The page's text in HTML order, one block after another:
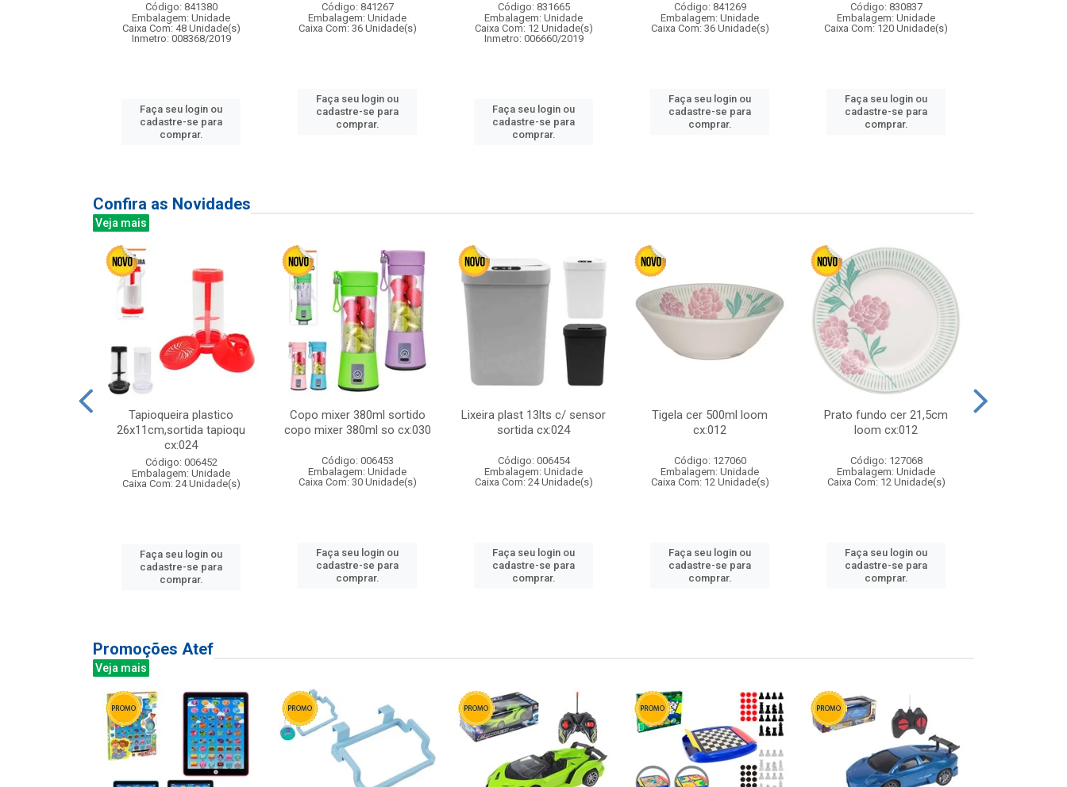
Código: 841380
Embalagem: Unidade
Caixa Com: 48 Unidade(s)
Inmetro: 008368/2019
Faça seu login ou
cadastre-se para
comprar.
Código: 841267
Embalagem: Unidade
Caixa Com: 36 Unidade(s)
Faça seu login ou
cadastre-se para
comprar.
Código: 831665
Embalagem: Unidade
Caixa Com: 12 Unidade(s)
Inmetro: 006660/2019
Faça seu login ou
cadastre-se para
comprar.
Código: 841269
Embalagem: Unidade
Caixa Com: 36 Unidade(s)
Faça seu login ou
cadastre-se para
comprar.
Código: 830837
Embalagem: Unidade
Caixa Com: 120 Unidade(s)
Faça seu login ou
cadastre-se para
comprar.
Confira as Novidades
Veja mais
Tapioqueira plastico
26x11cm,sortida tapioqu
cx:024
Código: 006452
Embalagem: Unidade
Caixa Com: 24 Unidade(s)
Faça seu login ou
cadastre-se para
comprar.
Copo mixer 380ml sortido
copo mixer 380ml so cx:030
Código: 006453
Embalagem: Unidade
Caixa Com: 30 Unidade(s)
Faça seu login ou
cadastre-se para
comprar.
Lixeira plast 13lts c/ sensor
sortida cx:024
Código: 006454
Embalagem: Unidade
Caixa Com: 24 Unidade(s)
Faça seu login ou
cadastre-se para
comprar.
Tigela cer 500ml loom
cx:012
Código: 127060
Embalagem: Unidade
Caixa Com: 12 Unidade(s)
Faça seu login ou
cadastre-se para
comprar.
Prato fundo cer 21,5cm
loom cx:012
Código: 127068
Embalagem: Unidade
Caixa Com: 12 Unidade(s)
Faça seu login ou
cadastre-se para
comprar.
Promoções Atef
Veja mais